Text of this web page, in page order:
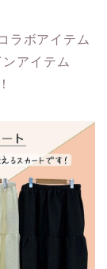
ラボアイテム
アイテム